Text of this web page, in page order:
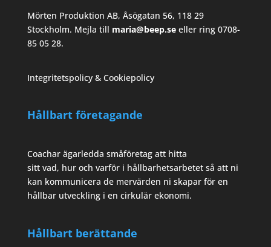
Mörten Produktion AB, Åsögatan 56, 118 29
Stockholm. Mejla till maria@beep.seeller ring 0708-
85 05 28.
Integritetspolicy & Cookiepolicy
Hållbart företagande
Coachar ägarledda småföretag att hitta
sitt vad, hur och varför i hållbarhetsarbetet så att ni
kan kommunicera de mervärden ni skapar för en
hållbar utveckling i en cirkulär ekonomi.
Hållbart berättande